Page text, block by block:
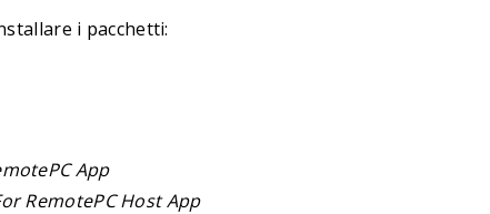
i pacchetti:
App
RemotePC Host App